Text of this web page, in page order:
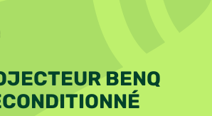
BENQ